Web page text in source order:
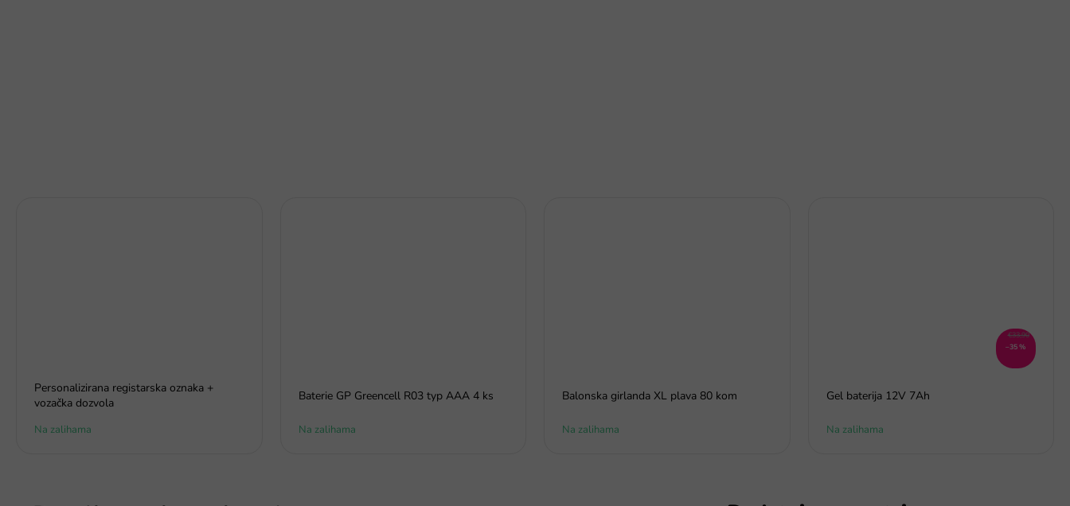
Personalizirana registarska oznaka +
vozačka dozvola
Na zalihama
Baterie GP Greencell R03 typ AAA 4 ks
Na zalihama
Balonska girlanda XL plava 80 kom
Na zalihama
€33,90
–35 %
Gel baterija 12V 7Ah
Na zalihama